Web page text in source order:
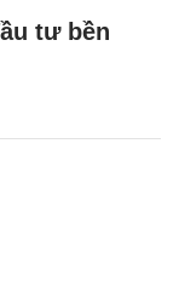
tư bền